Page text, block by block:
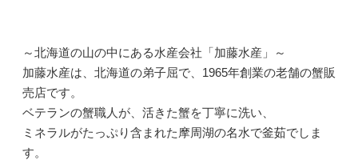
～北海道の山の中にある水産会社「加藤水産」～
加藤水産は、北海道の弟子屈で、1965年創業の老舗の蟹販
売店です。
ベテランの蟹職人が、活きた蟹を丁寧に洗い、
ミネラルがたっぷり含まれた摩周湖の名水で釜茹でしま
す。